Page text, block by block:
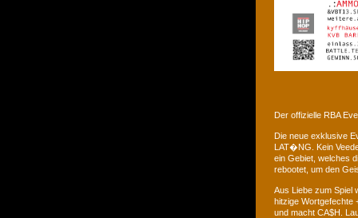
Der offizielle RBA
Die neue exklusive
LAT�NG. Kein
ein Gebiet, welches
rebootet, um den
Aus Liebe zum Spiel
hitzige Wortgefechte
und macht CA$H.